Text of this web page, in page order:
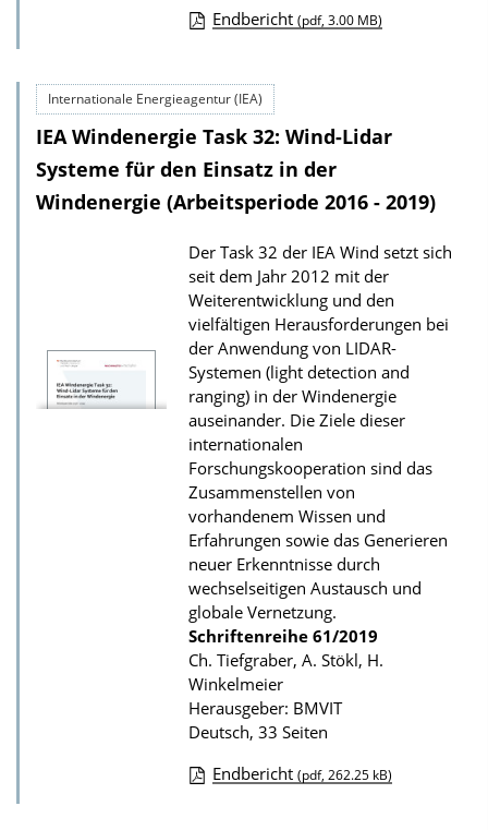
w
n
l
o
d
s
z
u
r
P
u
b
l
i
k
a
t
i
o
n
Endbericht (pdf, 3.00 MB)
Internationale Energieagentur (IEA)
IEA Windenergie Task 32: Wind-Lidar
Systeme für den Einsatz in der
Windenergie (Arbeitsperiode 2016 - 2019)
Der Task 32 der IEA Wind setzt sich
seit dem Jahr 2012 mit der
Weiterentwicklung und den
vielfältigen Herausforderungen bei
der Anwendung von LIDAR-
Systemen (light detection and
ranging) in der Windenergie
auseinander. Die Ziele dieser
internationalen
Forschungskooperation sind das
Zusammenstellen von
vorhandenem Wissen und
Erfahrungen sowie das Generieren
neuer Erkenntnisse durch
wechselseitigen Austausch und
globale Vernetzung.
Schriftenreihe 61/2019
Ch. Tiefgraber, A. Stökl, H.
Winkelmeier
Herausgeber: BMVIT
Deutsch, 33 Seiten
Endbericht (pdf, 262.25 kB)